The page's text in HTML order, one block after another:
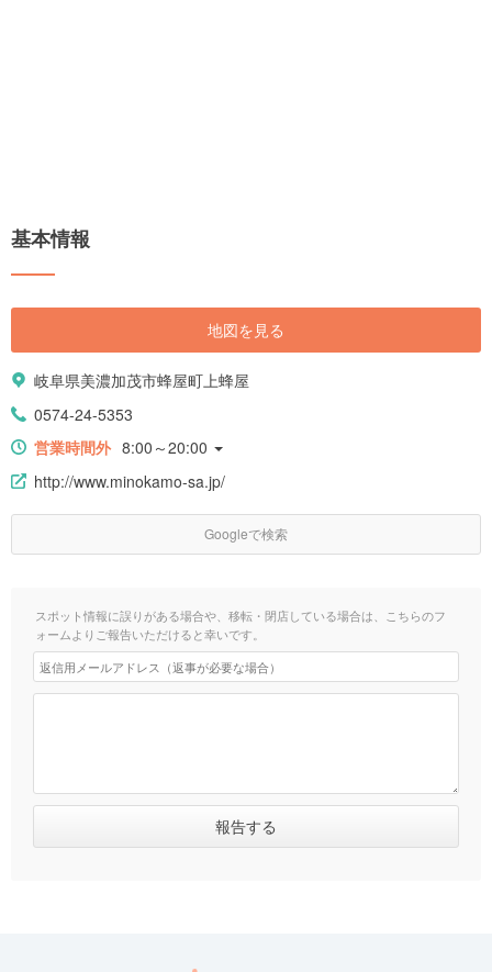
基本情報
地図を見る
岐阜県美濃加茂市蜂屋町上蜂屋
0574-24-5353
営業時間外 8:00～20:00
http://www.minokamo-sa.jp/
Googleで検索
スポット情報に誤りがある場合や、移転・閉店している場合は、こちらのフ
ォームよりご報告いただけると幸いです。